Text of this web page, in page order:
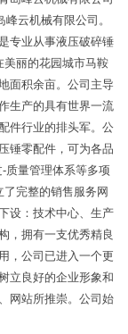
云机械有限公司。
专业从事液压破碎锤
丽的花园城市马鞍
面积余亩。公司主导
生产的具有世界一流
件行业的排头军。公
锤零配件，可为各品
质量管理体系等多项
完整的销售服务网
设：技术中心、生产
，拥有一支优秀精良
，公司已进入一个更
立良好的企业形象和
网站所推崇。公司始